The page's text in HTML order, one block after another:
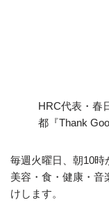
HRC代表・春
都『Thank
毎週火曜日、朝10時
美容・食・健康・音
けします。